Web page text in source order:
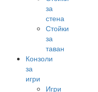
за
стена
Стойки
за
таван
Конзоли
за
игри
Игри